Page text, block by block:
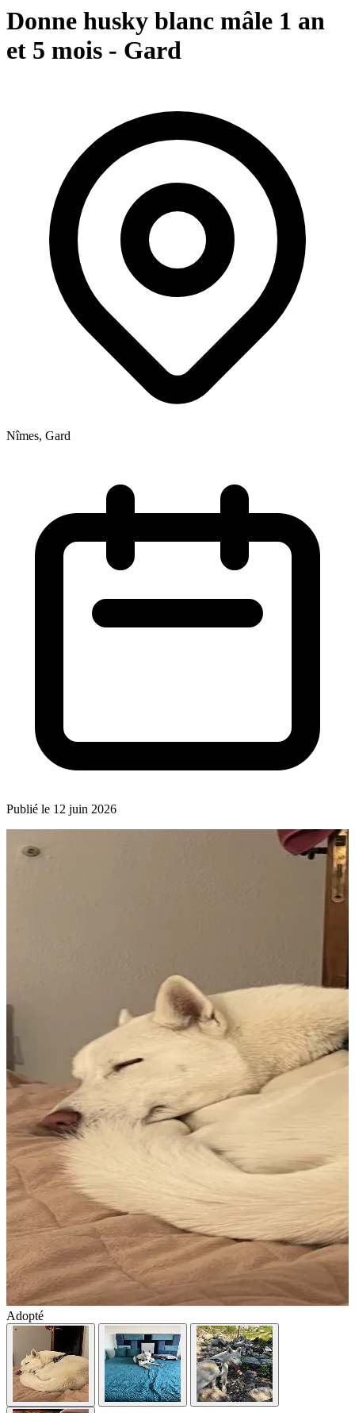
Donne husky blanc mâle 1 an
et 5 mois - Gard
Nîmes, Gard
Publié le 12 juin 2026
Adopté